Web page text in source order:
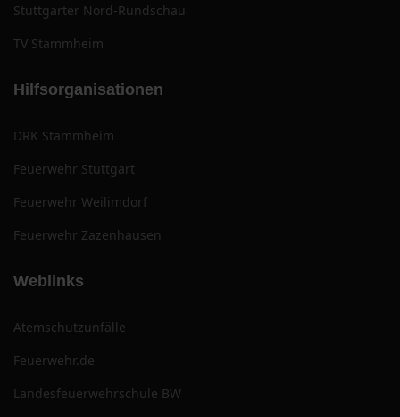
Stuttgarter Nord-Rundschau
TV Stammheim
Hilfsorganisationen
DRK Stammheim
Feuerwehr Stuttgart
Feuerwehr Weilimdorf
Feuerwehr Zazenhausen
Weblinks
Atemschutzunfälle
Feuerwehr.de
Landesfeuerwehrschule BW